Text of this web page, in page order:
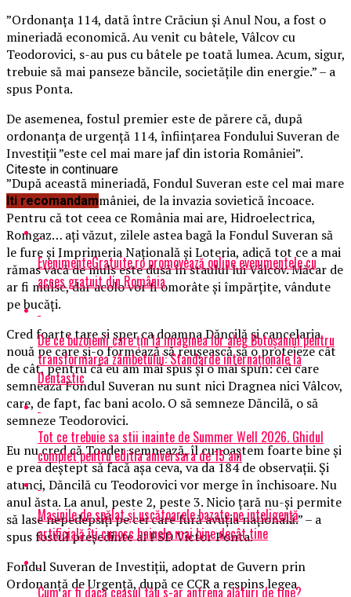
”Ordonanţa 114, dată între Crăciun şi Anul Nou, a fost o
mineriadă economică. Au venit cu bâtele, Vâlcov cu
Teodorovici, s-au pus cu bâtele pe toată lumea. Acum, sigur,
trebuie să mai panseze băncile, societăţile din energie.” – a
spus Ponta.
De asemenea, fostul premier este de părere că, după
ordonanţa de urgenţă 114, înfiinţarea Fondului Suveran de
Investiţii ”este cel mai mare jaf din istoria României”.
”După această mineriadă, Fondul Suveran este cel mai mare
jaf din istoria României, de la invazia sovietică încoace.
Pentru că tot ceea ce România mai are, Hidroelectrica,
Romgaz… aţi văzut, zilele astea bagă la Fondul Suveran să
le fure şi Imprimeria Naţională şi Loteria, adică tot ce a mai
rămas vacă de muls este dusă în staulul lui Vâlcov. Măcar de
ar fi mulse, dar acolo vor fi omorâte şi împărţite, vândute
pe bucăţi.
Cred foarte tare şi sper ca doamna Dăncilă şi cancelaria
nouă pe care şi-o formează să reuşească să o protejeze cât
de cât, pentru că eu am mai spus şi o mai spun: cei care
semnează Fondul Suveran nu sunt nici Dragnea nici Vâlcov,
care, de fapt, fac bani acolo. O să semneze Dăncilă, o să
semneze Teodorovici.
Eu nu cred că Toader semnează, îl cunoaştem foarte bine şi
e prea deştept să facă aşa ceva, va da 184 de observaţii. Și
atunci, Dăncilă cu Teodorovici vor merge în închisoare. Nu
anul ăsta. La anul, peste 2, peste 3. Nicio ţară nu-şi permite
să lase nepedepsiţi pe cei care fură avuţia naţională.” – a
spus fostul preşedinte al PSD Victor Ponta.
Fondul Suveran de Investiţii, adoptat de Guvern prin
Ordonanţă de Urgenţă, după ce CCR a respins legea
Citeste in continuare
Iti recomandam
EvenimenteGratuite.ro promovează online evenimentele cu
acces gratuit din România
De ce buzoienii care țin la imaginea lor aleg Botoșaniul pentru
transformarea zâmbetului: Standarde internaționale la
Dentastic
Tot ce trebuie sa stii inainte de Summer Well 2026. Ghidul
complet pentru editia aniversara de 15 ani
Mașinile de spălat și uscătoarele bazate pe inteligență
artificială îți cunosc hainele mai bine decât tine
Cum ar fi dacă ceasul tău s-ar antrena alături de tine?